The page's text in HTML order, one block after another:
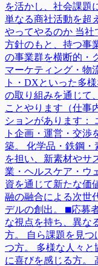
を活かし、社会課題
単なる商社活動を超
やってやるのか 当社
方針のもと、持つ事
の事業群を横断的・
マーケティング・物
ト・DXといった多
の取り組みを通じて
ことやります（仕事
ションがあります：
ト企画・運営・交渉
築。 化学品・鉄鋼
を担い、新素材やサ
業・ヘルスケア・ウ
資を通じて新たな価
融の融合による次世
デルの創出。 ⬛︎応募
な視点を持ち、異な
方。 自ら課題を見
つ方。 多様な人々と
に喜びを感じる方。